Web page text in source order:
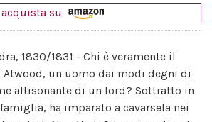
acquista su
1830/1831 - Chi è veramente il
Atwood, un uomo dai modi degni di
altisonante di un lord? Sottratto in
ha imparato a cavarsela nei